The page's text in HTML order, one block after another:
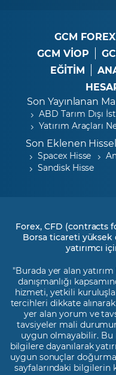
GCM FOREX
GCM VİOP
EĞİTİM
Son Yayınlanan
ABD Tarım Dışı
Yatırım Araçları
Son Eklenen
Spacex Hisse
Sandisk Hisse
Forex, CFD (contracts
Borsa ticareti yüksek
yatırımcı
"Burada yer alan
danışmanlığı
hizmeti, yetkili
tercihleri dikkate
yer alan yorum ve
tavsiyeler mali
uygun olmayabilir. Bu
bilgilere dayanılarak
uygun sonuçlar
sayfalarındaki bilgilerin